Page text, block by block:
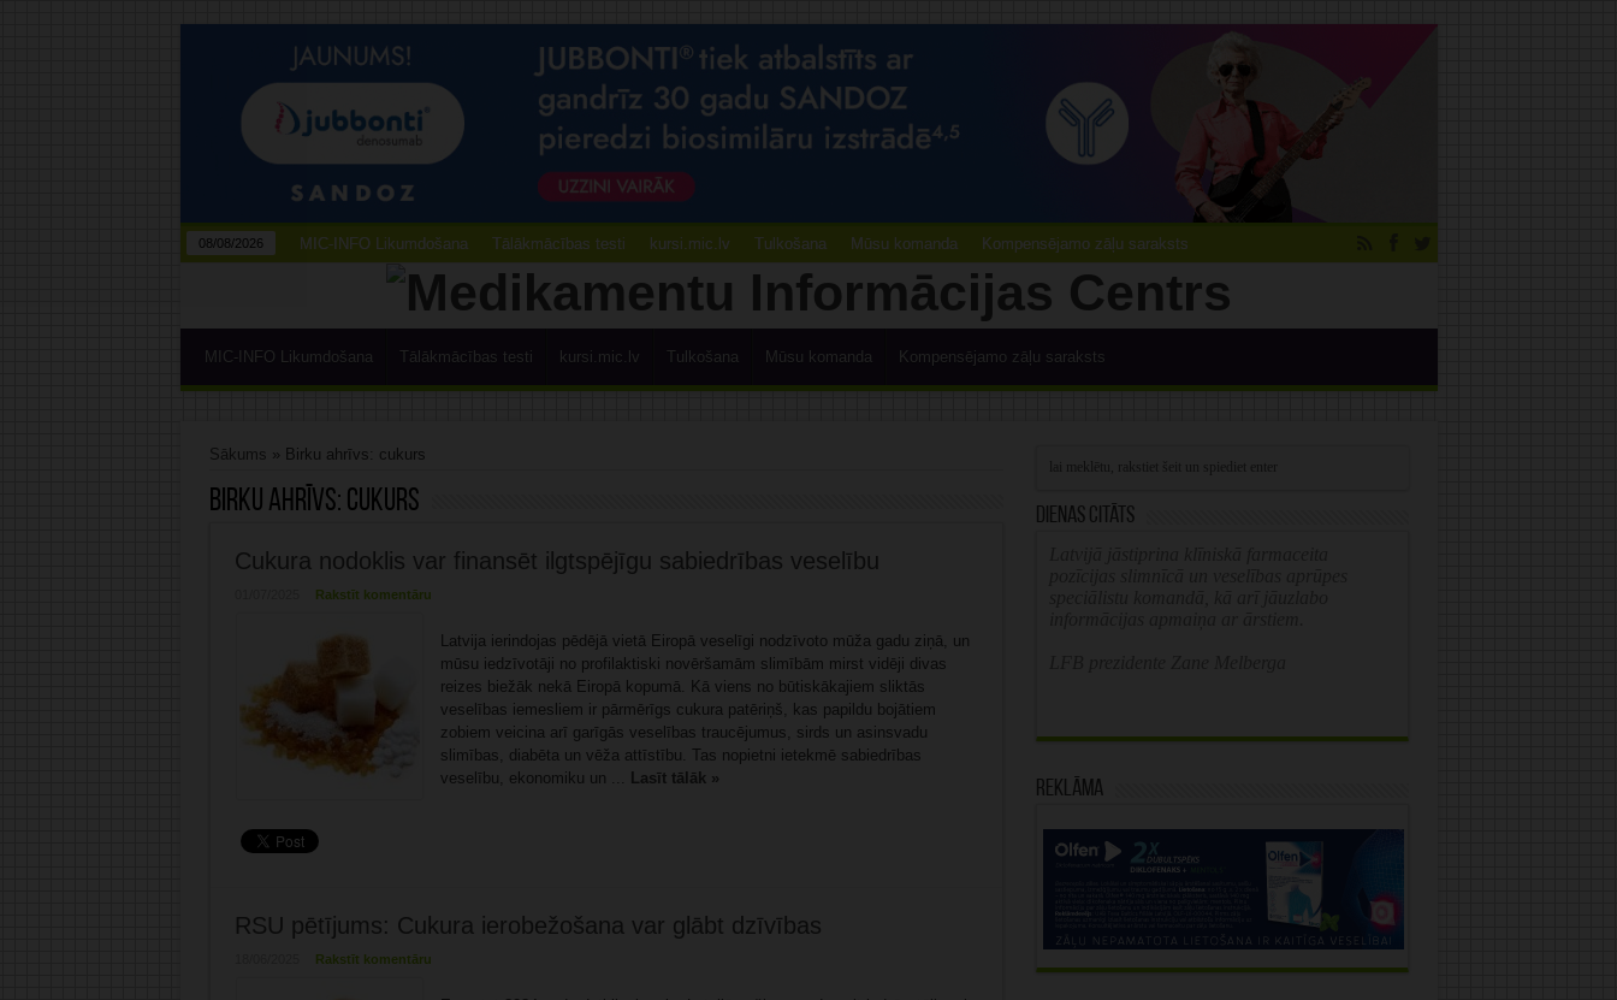
08/08/2026 MIC-INFO Likumdošana Tālākmācības testi kursi.mic.lv Tulkošana Mūsu komanda Kompensējamo zāļu saraksts
MIC-INFO Likumdošana Tālākmācības testi kursi.mic.lv Tulkošana Mūsu komanda Kompensējamo zāļu saraksts
Sākums » Birku ahrīvs: cukurs
Birku ahrīvs: cukurs
Cukura nodoklis var finansēt ilgtspējīgu sabiedrības veselību
Rakstīt komentāru
Latvija ierindojas pēdējā vietā Eiropā veselīgi nodzīvoto mūža gadu ziņā, un
mūsu iedzīvotāji no profilaktiski novēršamām slimībām mirst vidēji divas
reizes biežāk nekā Eiropā kopumā. Kā viens no būtiskākajiem sliktās
veselības iemesliem ir pārmērīgs cukura patēriņš, kas papildu bojātiem
zobiem veicina arī garīgās veselības traucējumus, sirds un asinsvadu
slimības, diabēta un vēža attīstību. Tas nopietni ietekmē sabiedrības
veselību, ekonomiku un ... Lasīt tālāk »
RSU pētījums: Cukura ierobežošana var glābt dzīvības
Rakstīt komentāru
Dienas citāts
Reklāma